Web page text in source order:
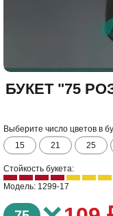
БУКЕТ "75
Выберите число цветов в
15
21 25
Стойкость букета:
Модель: 1299-17